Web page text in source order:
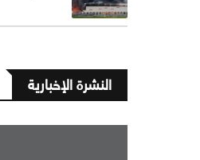
النشرة الإخبارية